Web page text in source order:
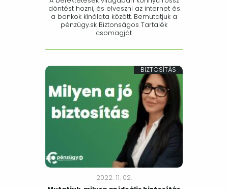
döntést hozni, és elveszni az internet és
a bankok kínálata között. Bemutatjuk a
pénzügy.sk Biztonságos Tartalék
csomagját.
BIZTOSÍTÁS
2022. 11. 02.